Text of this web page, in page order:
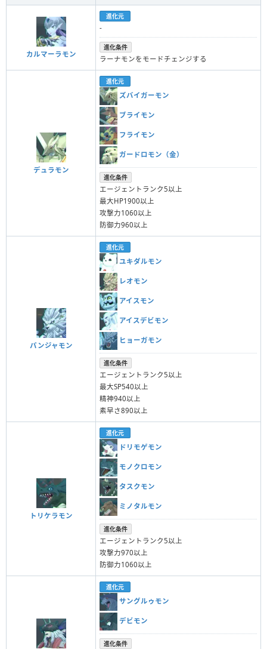
カルマーラモン
進化元
-
進化条件
ラーナモンをモードチェンジする
デュラモン
進化元
ズバイガーモン
ブライモン
フライモン
ガードロモン（金）
進化条件
エージェントランク5以上
最大HP1900以上
攻撃力1060以上
防御力960以上
パンジャモン
進化元
ユキダルモン
レオモン
アイスモン
アイスデビモン
ヒョーガモン
進化条件
エージェントランク5以上
最大SP540以上
精神940以上
素早さ890以上
トリケラモン
進化元
ドリモゲモン
モノクロモン
タスクモン
ミノタルモン
進化条件
エージェントランク5以上
攻撃力970以上
防御力1060以上
進化元
サングルゥモン
デビモン
進化条件